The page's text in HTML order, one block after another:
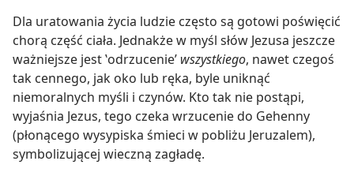
Dla uratowania życia ludzie często są gotowi poświęcić
chorą część ciała. Jednakże w myśl słów Jezusa jeszcze
ważniejsze jest ‛odrzucenie’ wszystkiego, nawet czegoś
tak cennego, jak oko lub ręka, byle uniknąć
niemoralnych myśli i czynów. Kto tak nie postąpi,
wyjaśnia Jezus, tego czeka wrzucenie do Gehenny
(płonącego wysypiska śmieci w pobliżu Jeruzalem),
symbolizującej wieczną zagładę.